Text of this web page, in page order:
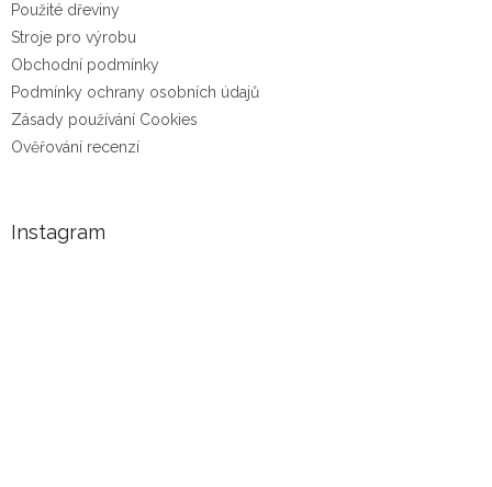
Použité dřeviny
Stroje pro výrobu
Obchodní podmínky
Podmínky ochrany osobních údajů
Zásady používání Cookies
Ověřování recenzí
Instagram